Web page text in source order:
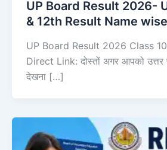
UP Board Result 2026-
& 12th Result Name wise
UP Board Result 2026 Class
Direct Link: दोस्तों अगर आपको उत्तर
देखना […]